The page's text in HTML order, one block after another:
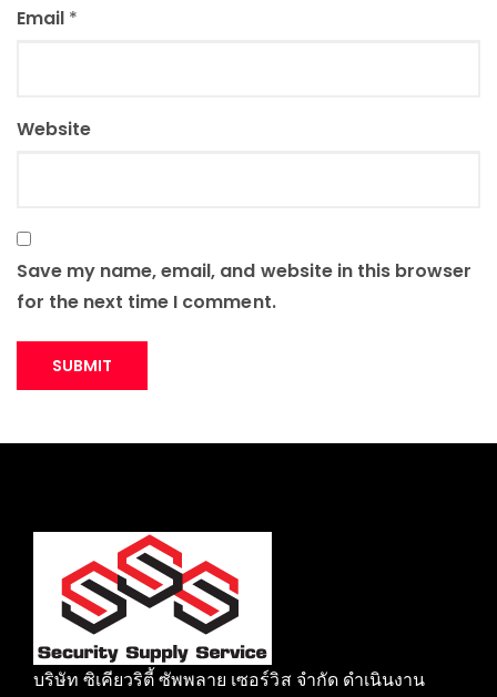
Email *
Website
Save my name, email, and website in this browser
for the next time I comment.
บริษัท ซิเคียวริตี้ ซัพพลาย เซอร์วิส จำกัด ดำเนินงาน